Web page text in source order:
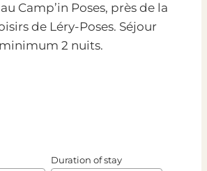
Camp’in Poses, près de la
de Léry-Poses. Séjour
minimum 2 nuits.